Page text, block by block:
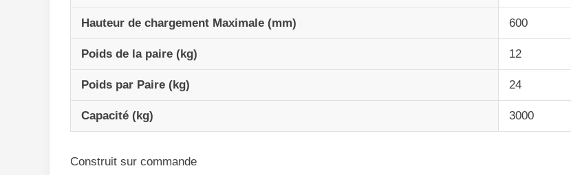
Hauteur de chargement Maximale (mm) 600
Poids de la paire (kg) 12
Poids par Paire (kg) 24
Capacité (kg) 3000
Construit sur commande